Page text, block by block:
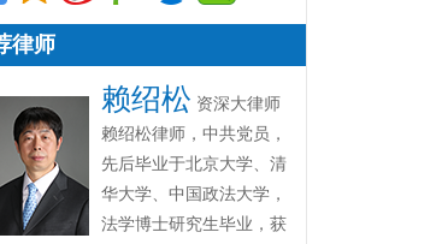
律师
赖绍松 资深大律师
赖绍松律师，中共党员，
先后毕业于北京大学、清
华大学、中国政法大学，
法学博士研究生毕业，获